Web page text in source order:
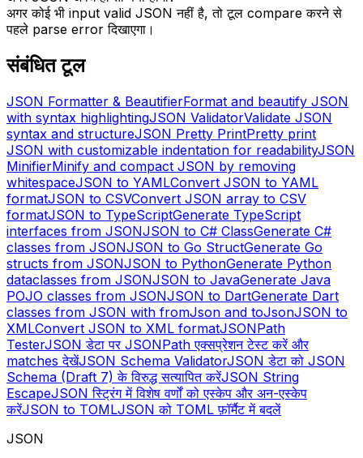
अगर कोई भी input valid JSON नहीं है, तो टूल compare करने से
पहले parse error दिखाएगा।
संबंधित टूल
JSON Formatter & BeautifierFormat and beautify JSON
with syntax highlightingJSON ValidatorValidate JSON
syntax and structureJSON Pretty PrintPretty print
JSON with customizable indentation for readabilityJSON
MinifierMinify and compact JSON by removing
whitespaceJSON to YAMLConvert JSON to YAML
formatJSON to CSVConvert JSON array to CSV
formatJSON to TypeScriptGenerate TypeScript
interfaces from JSONJSON to C# ClassGenerate C#
classes from JSONJSON to Go StructGenerate Go
structs from JSONJSON to PythonGenerate Python
dataclasses from JSONJSON to JavaGenerate Java
POJO classes from JSONJSON to DartGenerate Dart
classes from JSON with fromJson and toJsonJSON to
XMLConvert JSON to XML formatJSONPath
TesterJSON डेटा पर JSONPath एक्सप्रेशन टेस्ट करें और
matches देखेंJSON Schema ValidatorJSON डेटा को JSON
Schema (Draft 7) के विरुद्ध सत्यापित करेंJSON String
EscapeJSON स्ट्रिंग में विशेष वर्णों को एस्केप और अन-एस्केप
करेंJSON to TOMLJSON को TOML फ़ॉर्मैट में बदलें
JSON